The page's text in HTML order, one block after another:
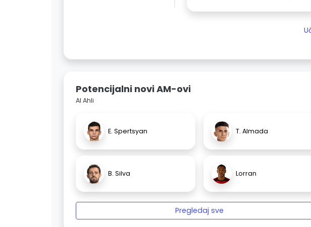
Potencijalni novi AM-ovi
Al Ahli
E. Spertsyan T. Almada
B. Silva Lorran
Pregledaj sve